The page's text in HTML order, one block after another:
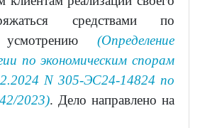
средствами по
усмотрению (Определение
по экономическим спорам
N 305-ЭС24-14824 по
2023). Дело направлено на